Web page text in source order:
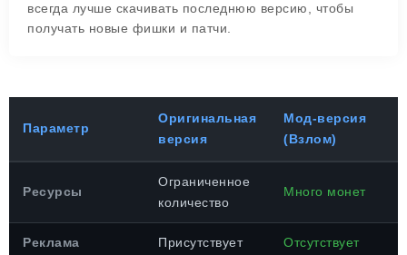
всегда лучше скачивать последнюю версию, чтобы
получать новые фишки и патчи.
Параметр
Оригинальная
версия
Мод-версия
(Взлом)
Ресурсы
Ограниченное
количество
Много монет
Реклама Присутствует Отсутствует